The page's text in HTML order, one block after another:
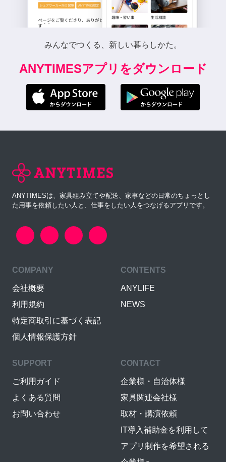
みんなでつくる、新しい暮らしかた。
ANYTIMESアプリをダウンロード
ANYTIMESは、家具組み立てや配送、家事などの日常のちょっとし
た用事を依頼したい人と、仕事をしたい人をつなげるアプリです。
COMPANY
会社概要
利用規約
特定商取引に基づく表記
個人情報保護方針
CONTENTS
ANYLIFE
NEWS
SUPPORT
ご利用ガイド
よくある質問
お問い合わせ
CONTACT
企業様・自治体様
家具関連会社様
取材・講演依頼
IT導入補助金を利用して
アプリ制作を希望される